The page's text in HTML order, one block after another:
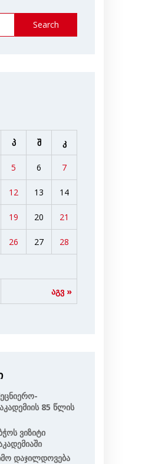
Search
პ შ კ
აგვ »
5 6 7
12 13 14
19 20 21
26 27 28
85 Წლის
Ვიზიტი
Დაჯილდოვება